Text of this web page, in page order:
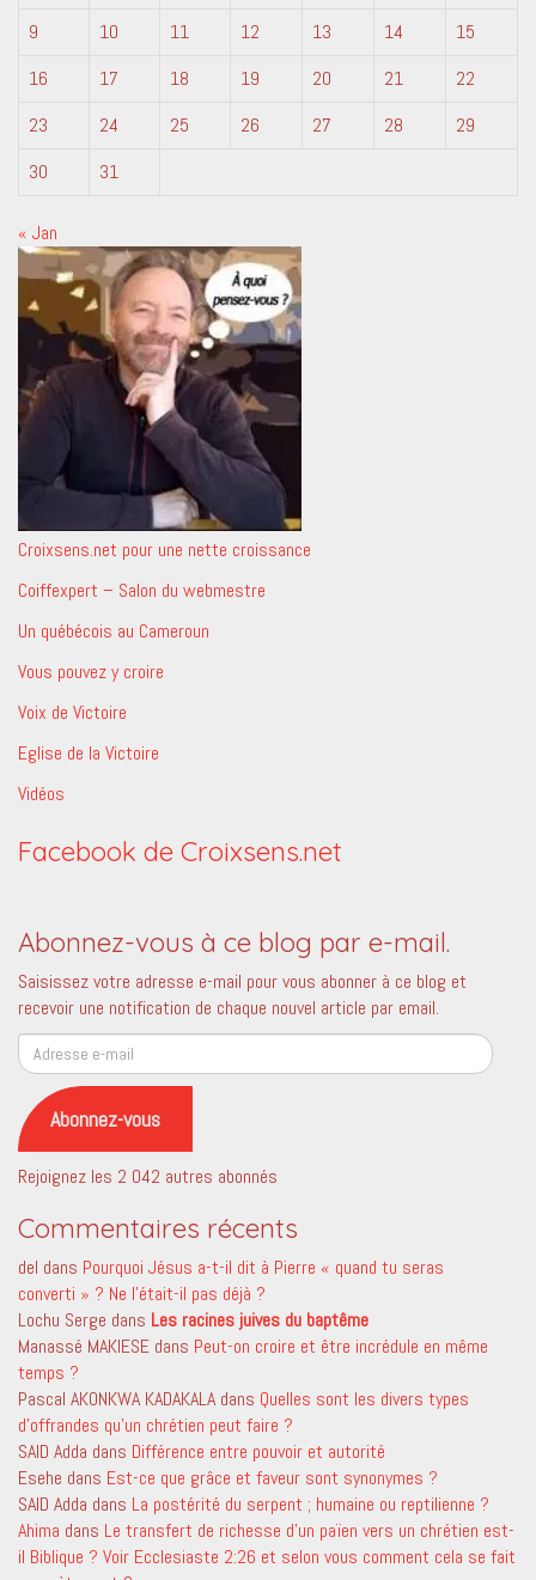
9
10 11 12 13 14
15
16
17 18 19 20 21
22
23
24 25 26 27 28
29
30
31
« Jan
Croixsens.net pour une nette croissance
Coiffexpert – Salon du webmestre
Un québécois au Cameroun
Vous pouvez y croire
Voix de Victoire
Eglise de la Victoire
Vidéos
Facebook de Croixsens.net
Abonnez-vous à ce blog par e-mail.
Saisissez votre adresse e-mail pour vous abonner à ce blog et
recevoir une notification de chaque nouvel article par email.
Adresse
e-
mail
Abonnez-vous
Rejoignez les 2 042 autres abonnés
Commentaires récents
del dans Pourquoi Jésus a-t-il dit à Pierre « quand tu seras
converti » ? Ne l’était-il pas déjà ?
Lochu Serge dans Les racines juives du baptême
Manassé MAKIESE dans Peut-on croire et être incrédule en même
temps ?
Pascal AKONKWA KADAKALA dans Quelles sont les divers types
d’offrandes qu’un chrétien peut faire ?
SAID Adda dans Différence entre pouvoir et autorité
Esehe dans Est-ce que grâce et faveur sont synonymes ?
SAID Adda dans La postérité du serpent ; humaine ou reptilienne ?
Ahima dans Le transfert de richesse d’un païen vers un chrétien est-
il Biblique ? Voir Ecclesiaste 2:26 et selon vous comment cela se fait